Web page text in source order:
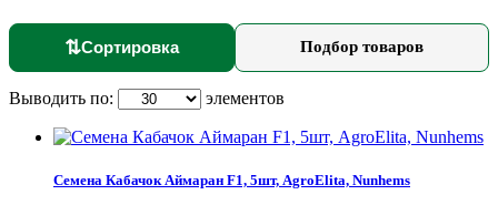
⇅Сортировка Подбор товаров
Выводить по: элементов
Семена Кабачок Аймаран F1, 5шт, AgroElita, Nunhems